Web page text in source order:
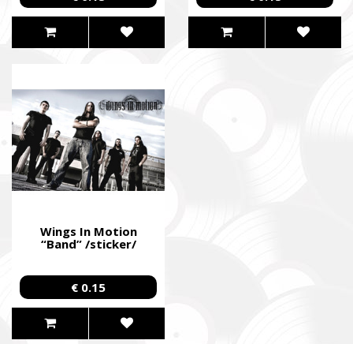
Wings In Motion
“Band” /sticker/
€ 0.15